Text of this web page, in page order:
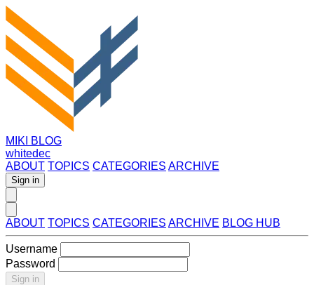
MIKI BLOG
whitedec
ABOUT TOPICS CATEGORIES ARCHIVE
Sign in
ABOUT TOPICS CATEGORIES ARCHIVE BLOG HUB
Username
Password
Sign in